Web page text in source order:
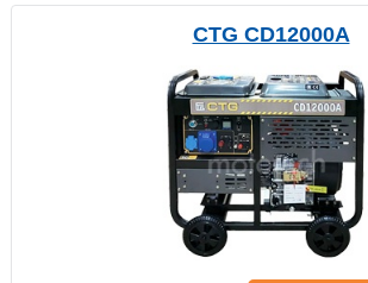
CTG CD12000A